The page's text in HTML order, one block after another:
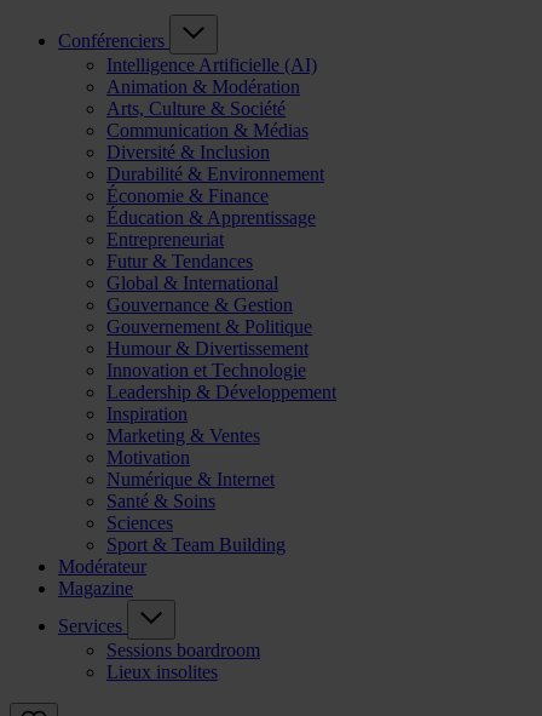
Conférenciers
Intelligence Artificielle (AI)
Animation & Modération
Arts, Culture & Société
Communication & Médias
Diversité & Inclusion
Durabilité & Environnement
Économie & Finance
Éducation & Apprentissage
Entrepreneuriat
Futur & Tendances
Global & International
Gouvernance & Gestion
Gouvernement & Politique
Humour & Divertissement
Innovation et Technologie
Leadership & Développement
Inspiration
Marketing & Ventes
Motivation
Numérique & Internet
Santé & Soins
Sciences
Sport & Team Building
Modérateur
Magazine
Services
Sessions boardroom
Lieux insolites